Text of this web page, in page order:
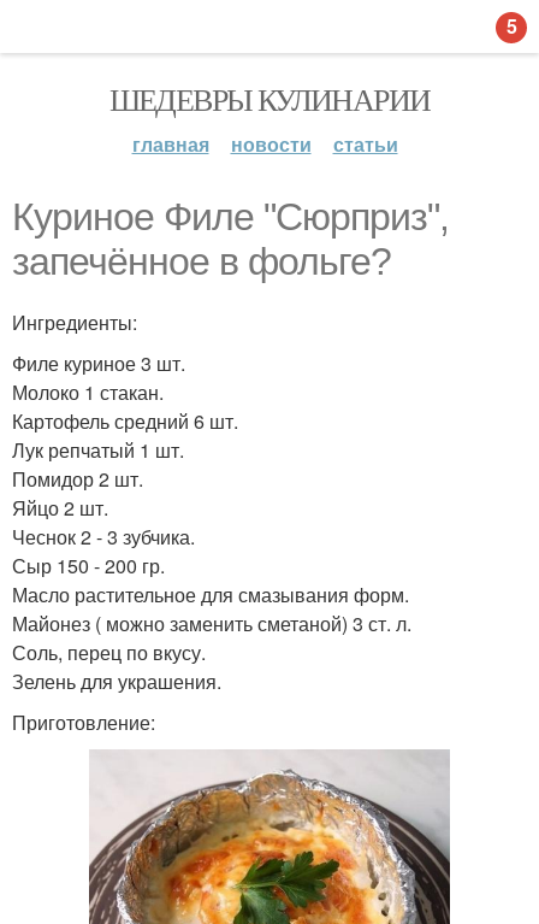
ШЕДЕВРЫ КУЛИНАРИИ
главная новости статьи
Куриное Филе "Сюрприз",
запечённое в фольге?
Ингредиенты:
Филе куриное 3 шт.
Молоко 1 стакан.
Картофель средний 6 шт.
Лук репчатый 1 шт.
Помидор 2 шт.
Яйцо 2 шт.
Чеснок 2 - 3 зубчика.
Сыр 150 - 200 гр.
Масло растительное для смазывания форм.
Майонез ( можно заменить сметаной) 3 ст. л.
Соль, перец по вкусу.
Зелень для украшения.
Приготовление:
5